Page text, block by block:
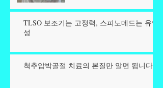
TLSO 보조기는 고정력, 스피노메드는 유연
성
척추압박골절 치료의 본질만 알면 됩니다.